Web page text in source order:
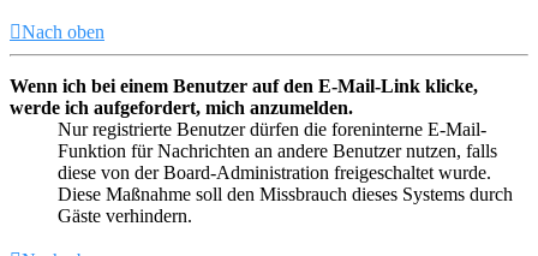
Nach oben
Wenn ich bei einem Benutzer auf den E-Mail-Link klicke,
werde ich aufgefordert, mich anzumelden.
Nur registrierte Benutzer dürfen die foreninterne E-Mail-
Funktion für Nachrichten an andere Benutzer nutzen, falls
diese von der Board-Administration freigeschaltet wurde.
Diese Maßnahme soll den Missbrauch dieses Systems durch
Gäste verhindern.